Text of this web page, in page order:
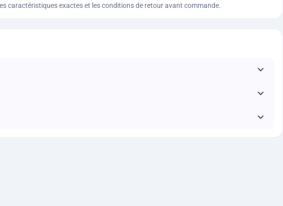
caractéristiques exactes et les conditions de retour avant commande.